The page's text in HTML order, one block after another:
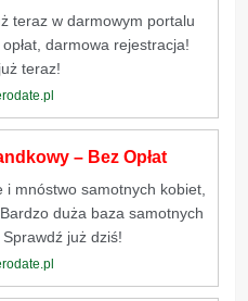
teraz w darmowym portalu
darmowa rejestracja!
teraz!
– Bez Opłat
mnóstwo samotnych kobiet,
duża baza samotnych
już dziś!